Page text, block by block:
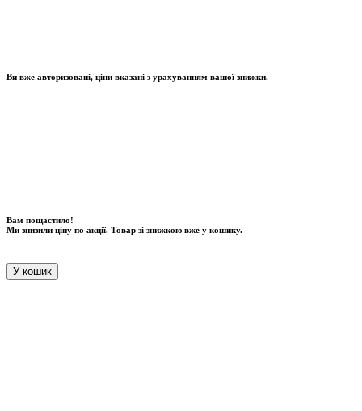
Ви вже авторизовані, ціни вказані з урахуванням вашої знижки.
Вам пощастило!
Ми знизили ціну по акції. Товар зі знижкою вже у кошику.
У кошик